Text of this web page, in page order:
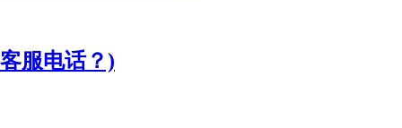
服电话？)